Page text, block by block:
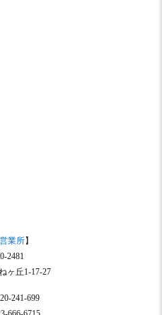
業所】
2481
ヶ丘1-17-27
241-699